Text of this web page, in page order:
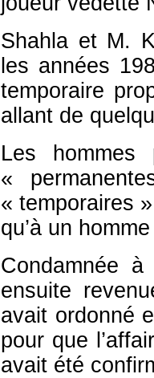
Shahla et M.
les années
temporaire
allant de
Les hommes
«
« temporaires
qu’à un
Condamnée
ensuite
avait ordonné
pour que
avait été